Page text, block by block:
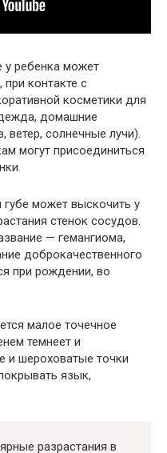
у ребенка может
при контакте с
косметики для
домашние
солнечные лучи).
могут присоединиться
губе может выскочить у
стенок сосудов.
— гемангиома,
доброкачественного
при рождении, во
малое точечное
темнеет и
и шероховатые точки
язык,
разрастания в